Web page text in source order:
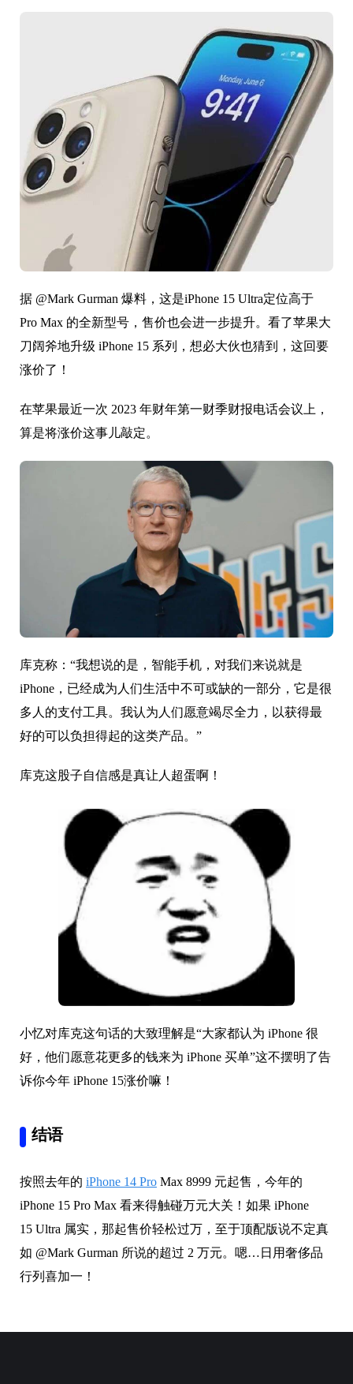
据 @Mark Gurman 爆料，这是iPhone 15 Ultra定位高于
Pro Max 的全新型号，售价也会进一步提升。看了苹果大
刀阔斧地升级 iPhone 15 系列，想必大伙也猜到，这回要
涨价了！
在苹果最近一次 2023 年财年第一财季财报电话会议上，
算是将涨价这事儿敲定。
库克称：“我想说的是，智能手机，对我们来说就是
iPhone，已经成为人们生活中不可或缺的一部分，它是很
多人的支付工具。我认为人们愿意竭尽全力，以获得最
好的可以负担得起的这类产品。”
库克这股子自信感是真让人超蛋啊！
小忆对库克这句话的大致理解是“大家都认为 iPhone 很
好，他们愿意花更多的钱来为 iPhone 买单”这不摆明了告
诉你今年 iPhone 15涨价嘛！
结语
按照去年的 iPhone 14 Pro Max 8999 元起售，今年的
iPhone 15 Pro Max 看来得触碰万元大关！如果 iPhone
15 Ultra 属实，那起售价轻松过万，至于顶配版说不定真
如 @Mark Gurman 所说的超过 2 万元。嗯…日用奢侈品
行列喜加一！